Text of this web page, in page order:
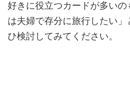
好きに役立つカードが多い
は夫婦で存分に旅行したい
ひ検討してみてください。